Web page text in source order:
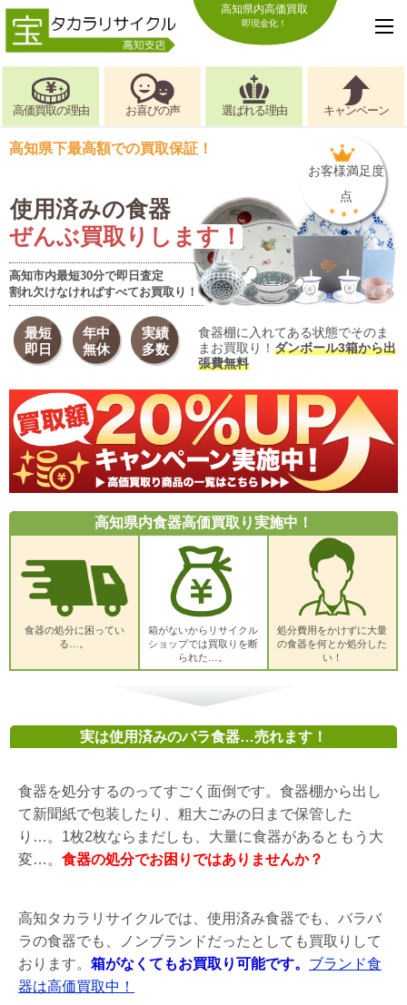
高知県内高価買取
即現金化！
高価買取の理由 お喜びの声 選ばれる理由 キャンペーン
高知県下最高額での買取保証！
使用済みの食器
ぜんぶ買取りします！
高知市内最短30分で即日査定
割れ欠けなければすべてお買取り！
お客様満足度
点
最短
即日
年中
無休
実績
多数
食器棚に入れてある状態でそのま
まお買取り！ ダンボール3箱から出
張費無料
高知県内食器高価買取り実施中！
食器の処分に困ってい
る…。
箱がないからリサイクル
ショップでは買取りを断
られた…。
処分費用をかけずに大量
の食器を何とか処分した
い！
実は使用済みのバラ食器…売れます！
食器を処分するのってすごく面倒です。食器棚から出し
て新聞紙で包装したり、粗大ごみの日まで保管した
り…。1枚2枚ならまだしも、大量に食器があるともう大
変…。 食器の処分でお困りではありませんか？
高知タカラリサイクルでは、使用済み食器でも、バラバ
ラの食器でも、ノンブランドだったとしても買取りして
おります。 箱がなくてもお買取り可能です。 ブランド食
器は高価買取中！